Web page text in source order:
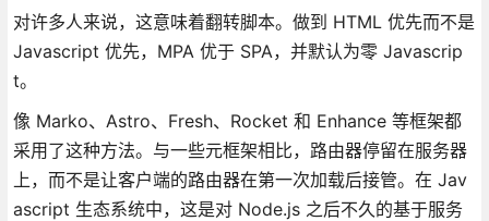
对许多人来说，这意味着翻转脚本。做到 HTML 优先而不是
Javascript 优先，MPA 优于 SPA，并默认为零 Javascrip
t。
像 Marko、Astro、Fresh、Rocket 和 Enhance 等框架都
采用了这种方法。与一些元框架相比，路由器停留在服务器
上，而不是让客户端的路由器在第一次加载后接管。在 Jav
ascript 生态系统中，这是对 Node.js 之后不久的基于服务